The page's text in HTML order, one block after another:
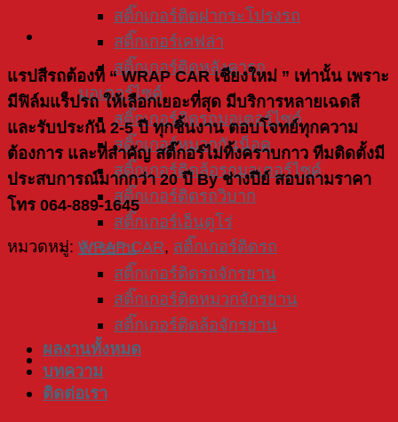
สติ๊กเกอร์ติดฝากระโปรงรถ
สติ๊กเกอร์เคฟล่า
สติ๊กเกอร์ติดหลังคารถ
มอเตอร์ไซค์
สติ๊กเกอร์ติดรถมอเตอร์ไซค์
สติ๊กเกอร์หมวกกันน็อค
สติ๊กเกอร์ติดล้อรถมอเตอร์ไซค์
สติ๊กเกอร์ติดรถวิบาก
สติ๊กเกอร์เอ็นดูโร่
จักรยาน
สติ๊กเกอร์ติดรถจักรยาน
สติ๊กเกอร์ติดหมวกจักรยาน
สติ๊กเกอร์ติดล้อจักรยาน
ผลงานทั้งหมด
บทความ
ติดต่อเรา
แรปสีรถต้องที่ “ WRAP CAR เชียงใหม่ ” เท่านั้น เพราะ
มีฟิล์มแร็ปรถ ให้เลือกเยอะที่สุด มีบริการหลายเฉดสี
และรับประกัน 2-5 ปี ทุกชิ้นงาน ตอบโจทย์ทุกความ
ต้องการ และที่สำคัญ สติ๊กอร์ไม่ทิ้งคราบกาว ทีมติดตั้งมี
ประสบการณ์มากกว่า 20 ปี By ช่างปีย์ สอบถามราคา
โทร 064-889-1645
หมวดหมู่: WRAP CAR, สติ๊กเกอร์ติดรถ